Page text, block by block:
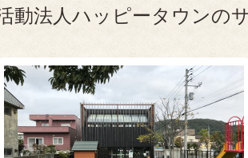
動法人ハッピータウンの